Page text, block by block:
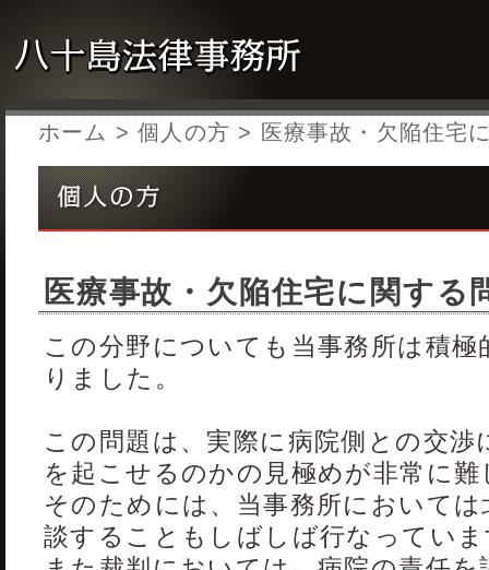
ホーム >個人の方 > 医療事故・欠陥住宅
医療事故・欠陥住宅に関する
この分野についても当事務所は積
りました。
この問題は、実際に病院側との交渉
を起こせるのかの見極めが非常に
そのためには、当事務所において
談することもしばしば行なってい